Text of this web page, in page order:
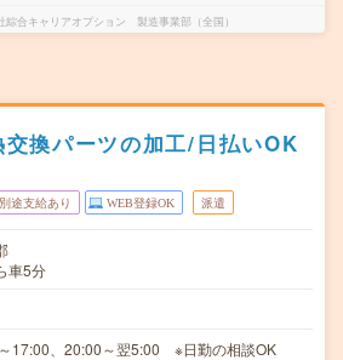
綜合キャリアオプション 製造事業部（全国）
換パーツの加工/日払いOK
途支給あり WEB登録OK 派遣
車5分
17:00、20:00～翌5:00 ※日勤の相談OK